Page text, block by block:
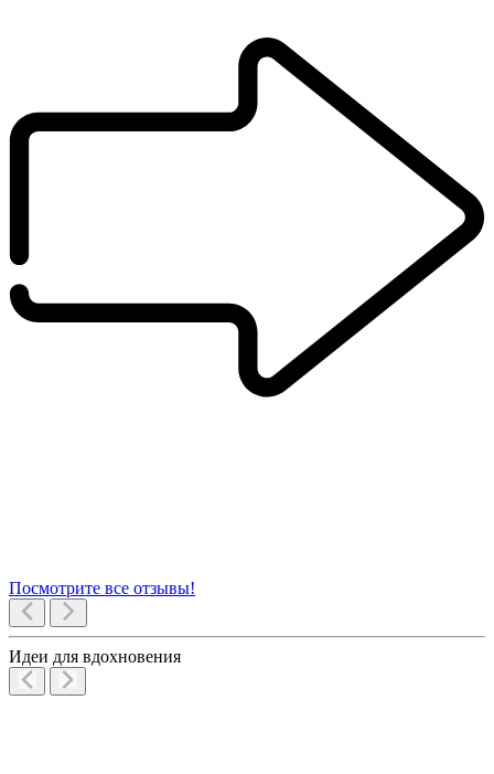
Посмотрите все отзывы!
Идеи для вдохновения